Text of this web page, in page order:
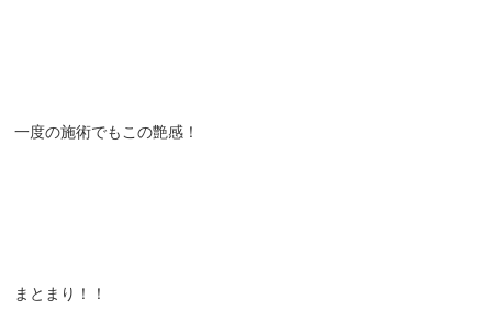
一度の施術でもこの艶感！
まとまり！！